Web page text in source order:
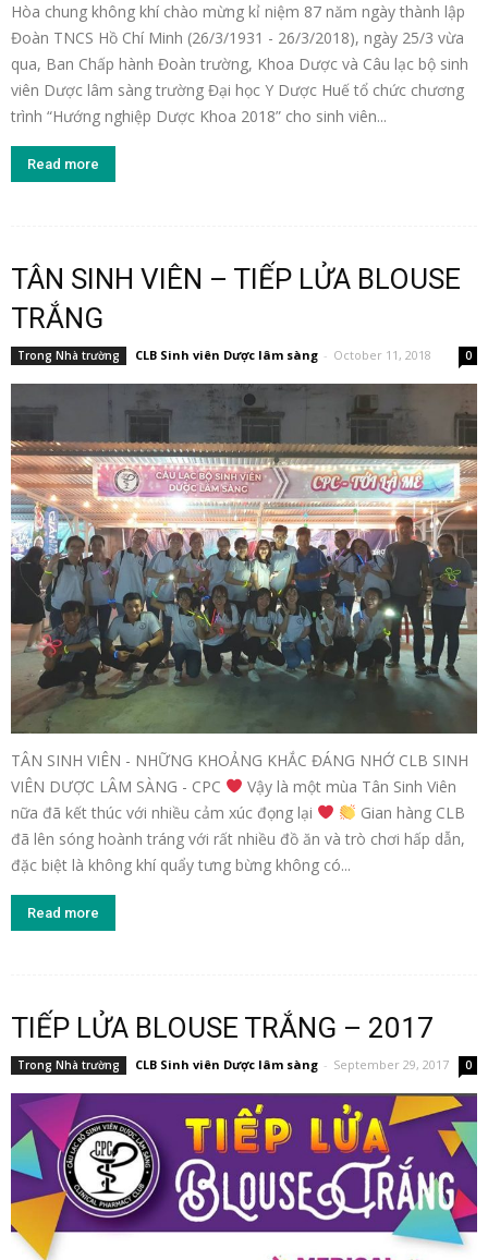
Hòa chung không khí chào mừng kỉ niệm 87 năm ngày thành lập
Đoàn TNCS Hồ Chí Minh (26/3/1931 - 26/3/2018), ngày 25/3 vừa
qua, Ban Chấp hành Đoàn trường, Khoa Dược và Câu lạc bộ sinh
viên Dược lâm sàng trường Đại học Y Dược Huế tổ chức chương
trình “Hướng nghiệp Dược Khoa 2018” cho sinh viên...
Read more
TÂN SINH VIÊN – TIẾP LỬA BLOUSE
TRẮNG
Trong Nhà trường CLB Sinh viên Dược lâm sàng - October 11, 2018 0
TÂN SINH VIÊN - NHỮNG KHOẢNG KHẮC ĐÁNG NHỚ CLB SINH
VIÊN DƯỢC LÂM SÀNG - CPC
Vậy là một mùa Tân Sinh Viên
nữa đã kết thúc với nhiều cảm xúc đọng lại
Gian hàng CLB
đã lên sóng hoành tráng với rất nhiều đồ ăn và trò chơi hấp dẫn,
đặc biệt là không khí quẩy tưng bừng không có...
Read more
TIẾP LỬA BLOUSE TRẮNG – 2017
Trong Nhà trường CLB Sinh viên Dược lâm sàng - September 29, 2017 0